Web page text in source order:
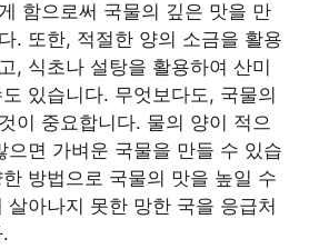
함으로써 국물의 깊은 맛을 만
. 또한, 적절한 양의 소금을 활용
, 식초나 설탕을 활용하여 산미
있습니다. 무엇보다도, 국물의
이 중요합니다. 물의 양이 적으
으면 가벼운 국물을 만들 수 있습
방법으로 국물의 맛을 높일 수
살아나지 못한 망한 국을 응급처